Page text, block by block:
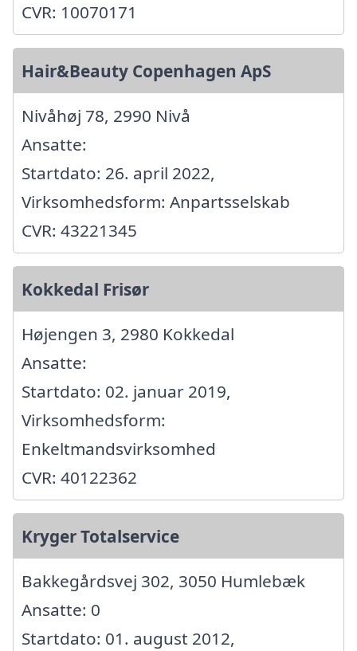
CVR: 10070171
Hair&Beauty Copenhagen ApS
Nivåhøj 78, 2990 Nivå
Ansatte:
Startdato: 26. april 2022,
Virksomhedsform: Anpartsselskab
CVR: 43221345
Kokkedal Frisør
Højengen 3, 2980 Kokkedal
Ansatte:
Startdato: 02. januar 2019,
Virksomhedsform:
Enkeltmandsvirksomhed
CVR: 40122362
Kryger Totalservice
Bakkegårdsvej 302, 3050 Humlebæk
Ansatte: 0
Startdato: 01. august 2012,